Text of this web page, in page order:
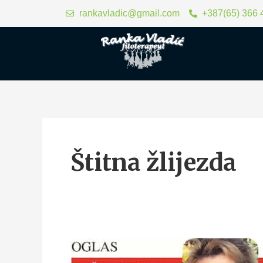
rankavladic@gmail.com +387(65) 366
Štitna žlijezda
Hormoni
tioride